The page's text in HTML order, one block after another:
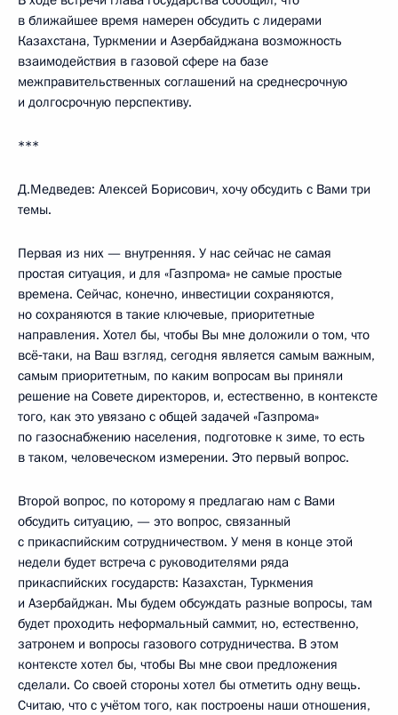
в ближайшее время намерен обсудить с лидерами
Казахстана, Туркмении и Азербайджана возможность
взаимодействия в газовой сфере на базе
межправительственных соглашений на среднесрочную
и долгосрочную перспективу.
***
Д.Медведев: Алексей Борисович, хочу обсудить с Вами три
темы.
Первая из них — внутренняя. У нас сейчас не самая
простая ситуация, и для «Газпрома» не самые простые
времена. Сейчас, конечно, инвестиции сохраняются,
но сохраняются в такие ключевые, приоритетные
направления. Хотел бы, чтобы Вы мне доложили о том, что
всё‑таки, на Ваш взгляд, сегодня является самым важным,
самым приоритетным, по каким вопросам вы приняли
решение на Совете директоров, и, естественно, в контексте
того, как это увязано с общей задачей «Газпрома»
по газоснабжению населения, подготовке к зиме, то есть
в таком, человеческом измерении. Это первый вопрос.
Второй вопрос, по которому я предлагаю нам с Вами
обсудить ситуацию, — это вопрос, связанный
с прикаспийским сотрудничеством. У меня в конце этой
недели будет встреча с руководителями ряда
прикаспийских государств: Казахстан, Туркмения
и Азербайджан. Мы будем обсуждать разные вопросы, там
будет проходить неформальный саммит, но, естественно,
затронем и вопросы газового сотрудничества. В этом
контексте хотел бы, чтобы Вы мне свои предложения
сделали. Со своей стороны хотел бы отметить одну вещь.
Считаю, что с учётом того, как построены наши отношения,